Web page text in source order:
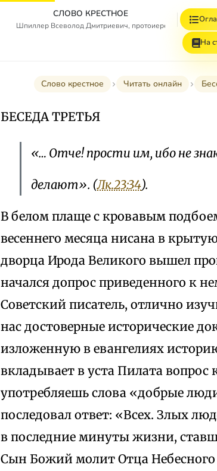
СЛОВО КРЕСТНОЕ
Шпиллер Всеволод Дмитриевич, протоиерей
На
Слово крестное Читать онлайн
БЕСЕДА ТРЕТЬЯ
«… Отче! прости им, ибо не
делают». (Лк.23:34).
В белом плаще с кровавым
весеннего месяца нисана в
дворца Ирода Великого вышел
начался допрос приведенного к
Советский писатель, отлично
нас достоверные исторические
изложенную в евангелиях
вкладывает в уста Пилата
употребляешь слова «добрые
последовал ответ: «Всех. Злых
в последние минуты жизни,
Сын Божий молит Отца Небесного